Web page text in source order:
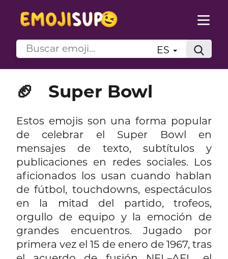
ES
🏈 Super Bowl
Estos emojis son una forma popular
de celebrar el Super Bowl en
mensajes de texto, subtítulos y
publicaciones en redes sociales. Los
aficionados los usan cuando hablan
de fútbol, touchdowns, espectáculos
en la mitad del partido, trofeos,
orgullo de equipo y la emoción de
grandes encuentros. Jugado por
primera vez el 15 de enero de 1967, tras